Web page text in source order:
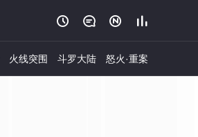
   
火线突围 斗罗大陆 怒火·重案